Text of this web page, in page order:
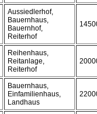
Aussiedlerhof,
Bauernhaus,
Bauernhof,
Reiterhof
Reihenhaus,
Reitanlage,
Reiterhof
Bauernhaus,
Einfamilienhaus,
Landhaus